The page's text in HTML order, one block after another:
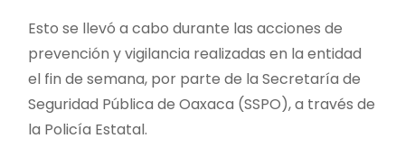
Esto se llevó a cabo durante las acciones de
prevención y vigilancia realizadas en la entidad
el fin de semana, por parte de la Secretaría de
Seguridad Pública de Oaxaca (SSPO), a través de
la Policía Estatal.